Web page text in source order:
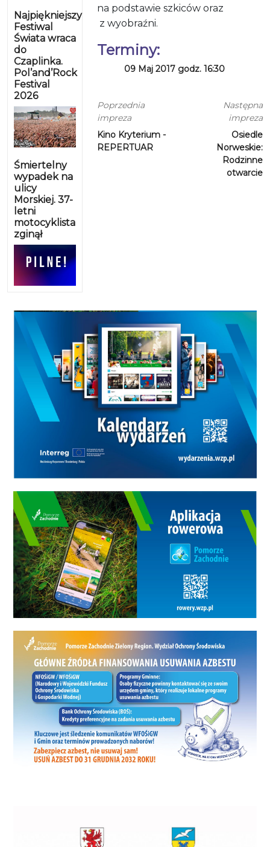
Najpiękniejszy
Festiwal
Świata wraca
do
Czaplinka.
Pol’and’Rock
Festival
2026
Śmiertelny
wypadek na
ulicy
Morskiej. 37-
letni
motocyklista
zginął
na podstawie szkiców oraz
z wyobraźni.
Terminy:
09 Maj 2017 godz. 16:30
Poprzednia
impreza
Kino Kryterium -
REPERTUAR
Następna
impreza
Osiedle
Norweskie:
Rodzinne
otwarcie